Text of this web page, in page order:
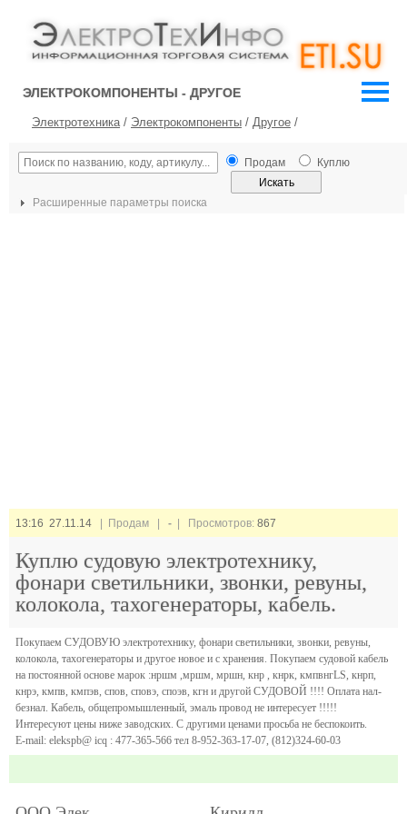
ЭЛЕКТРОКОМПОНЕНТЫ - ДРУГОЕ
Электротехника/ Электрокомпоненты / Другое /
Продам Куплю
Расширенные параметры поиска
13:16 27.11.14 | Продам | - | Просмотров: 867
Куплю судовую электротехнику,
фонари светильники, звонки, ревуны,
колокола, тахогенераторы, кабель.
Покупаем СУДОВУЮ электротехнику, фонари светильники, звонки, ревуны,
колокола, тахогенераторы и другое новое и с хранения. Покупаем судовой кабель
на постоянной основе марок :нршм ,мршм, мршн, кнр , кнрк, кмпвнгLS, кнрп,
кнрэ, кмпв, кмпэв, спов, сповэ, споэв, кгн и другой СУДОВОЙ !!!! Оплата нал-
безнал. Кабель, общепромышленный, эмаль провод не интересует !!!!!
Интересуют цены ниже заводских. С другими ценами просьба не беспокоить.
E-mail: elekspb@ icq : 477-365-566 тел 8-952-363-17-07, (812)324-60-03